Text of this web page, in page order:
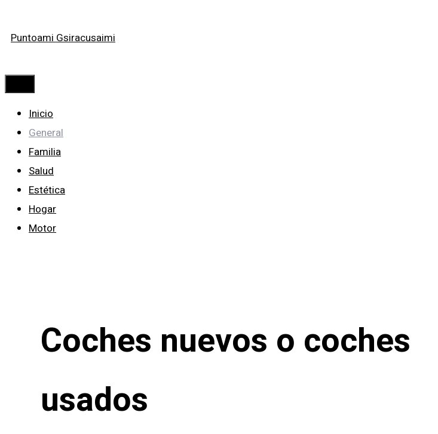
al
Puntoami Gsiracusaimi
Inicio
General
Familia
Salud
Estética
Hogar
Motor
Coches nuevos o coches
usados